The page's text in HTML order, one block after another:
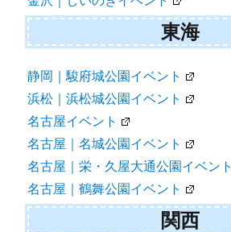
東海
静岡｜駿府城公園イベント
浜松｜浜松城公園イベント
名古屋イベント
名古屋｜名城公園イベント
名古屋｜栄・久屋大通公園イベント
名古屋｜鶴舞公園イベント
関西